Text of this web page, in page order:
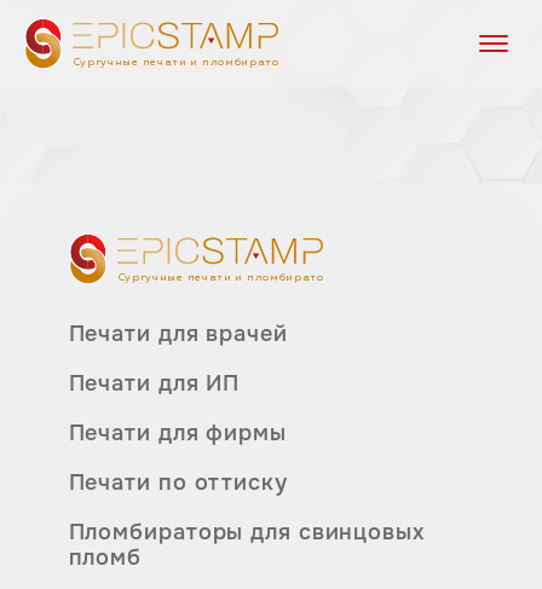
Сургучные печати и пломбираторы
Сургучные печати и пломбираторы
Печати для врачей
Печати для ИП
Печати для фирмы
Печати по оттиску
Пломбираторы для свинцовых
пломб